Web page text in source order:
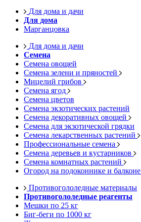
Для дома и дачи
Для дома
Марганцовка
Для дома и дачи
Семена
Семена овощей
Семена зелени и пряностей
Мицелий грибов
Семена ягод
Семена цветов
Семена экзотических растений
Семена декоративных овощей
Семена для экзотической грядки
Семена лекарственных растений
Профессиональные семена
Семена деревьев и кустарников
Семена комнатных растений
Огород на подоконнике и балконе
Противогололедные материалы
Противогололедные реагенты
Мешки по 25 кг
Биг-беги по 1000 кг